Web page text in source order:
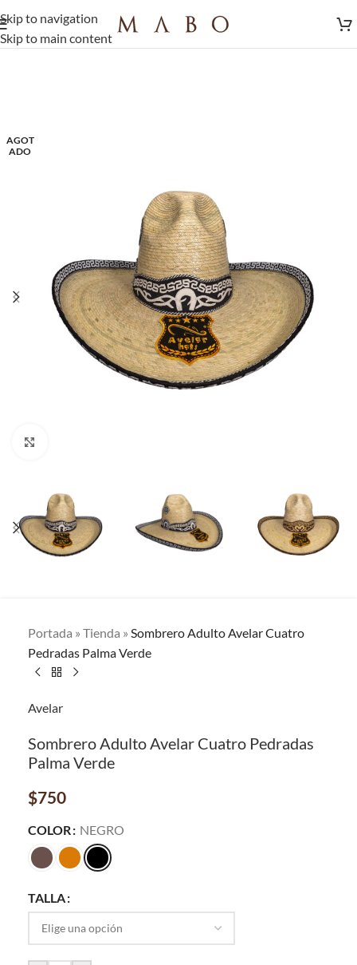
Skip to navigation
Skip to main content
AGOT
ADO
Portada » Tienda » Sombrero Adulto Avelar Cuatro
Pedradas Palma Verde
Avelar
Sombrero Adulto Avelar Cuatro Pedradas
Palma Verde
$750
COLOR NEGRO
TALLA